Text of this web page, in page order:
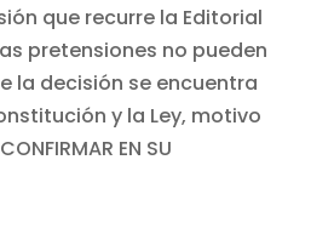
que recurre la Editorial
pretensiones no pueden
la decisión se encuentra
y la Ley, motivo
EN SU